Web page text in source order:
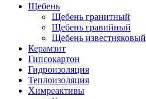
Щебень
Щебень гранитный
Щебень гравийный
Щебень известняковый
Керамзит
Гипсокартон
Гидроизоляция
Теплоизоляция
Химреактивы